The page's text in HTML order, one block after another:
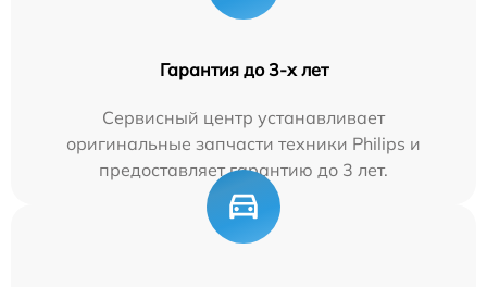
Гарантия до 3-х лет
Сервисный центр устанавливает
оригинальные запчасти техники Philips и
предоставляет гарантию до 3 лет.